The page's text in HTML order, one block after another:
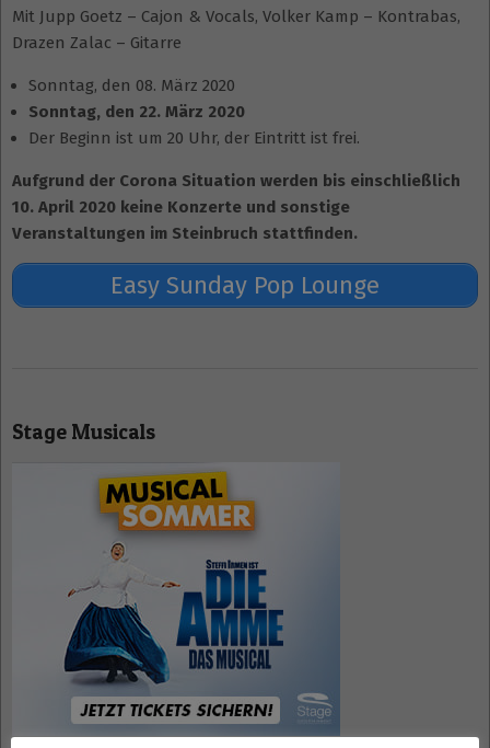
Mit Jupp Goetz – Cajon & Vocals, Volker Kamp – Kontrabas,
Drazen Zalac – Gitarre
Sonntag, den 08. März 2020
Sonntag, den 22. März 2020
Der Beginn ist um 20 Uhr, der Eintritt ist frei.
Aufgrund der Corona Situation werden bis einschließlich
10. April 2020 keine Konzerte und sonstige
Veranstaltungen im Steinbruch stattfinden.
Easy Sunday Pop Lounge
16
Stage Musicals